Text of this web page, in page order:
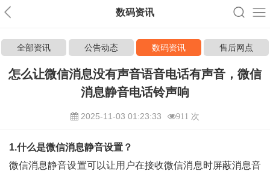
数码资讯
全部资讯 公告动态 数码资讯 售后网点
怎么让微信消息没有声音语音电话有声音，微信
消息静音电话铃声响
2025-11-03 01:23:33 911 次
1.什么是微信消息静音设置？
微信消息静音设置可以让用户在接收微信消息时屏蔽消息音